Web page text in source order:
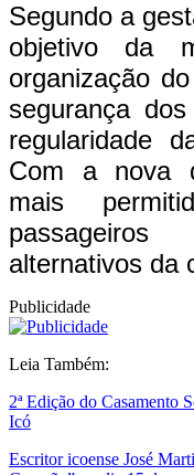
Segundo a
objetivo da
organização
segurança
regularidade
Com a nova
mais
alternativos da
Publicidade
Leia Também:
2ª Edição do Casamento
Icó
Escritor icoense José